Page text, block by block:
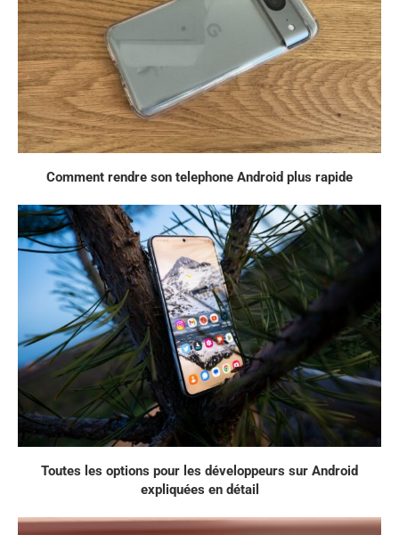
Comment rendre son telephone Android plus rapide
Toutes les options pour les développeurs sur Android
expliquées en détail